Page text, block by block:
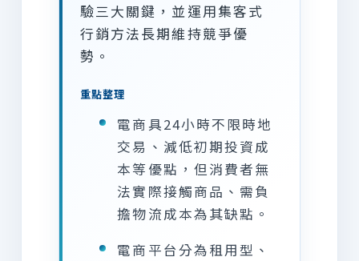
驗三大關鍵，並運用集客式
行銷方法長期維持競爭優
勢。
重點整理
電商具24小時不限時地
交易、減低初期投資成
本等優點，但消費者無
法實際接觸商品、需負
擔物流成本為其缺點。
電商平台分為租用型、